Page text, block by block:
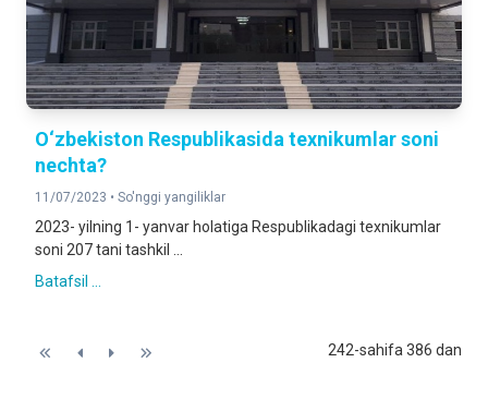
O‘zbekiston Respublikasida texnikumlar soni
nechta?
11/07/2023 • So'nggi yangiliklar
2023- yilning 1- yanvar holatiga Respublikadagi texnikumlar
soni 207 tani tashkil ...
Batafsil ...
242-sahifa 386 dan